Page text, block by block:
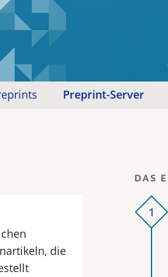
Preprint-Server
die
DAS
1